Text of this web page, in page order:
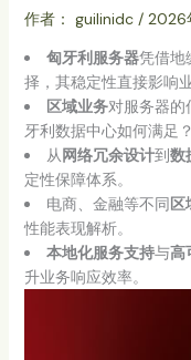
作者： guilinidc / 2026
匈牙利服务器凭借地
择，其稳定性直接影响
区域业务对服务器的
牙利数据中心如何满足？
从网络冗余设计到数
定性保障体系。
电商、金融等不同区
性能表现解析。
本地化服务支持与高
升业务响应效率。